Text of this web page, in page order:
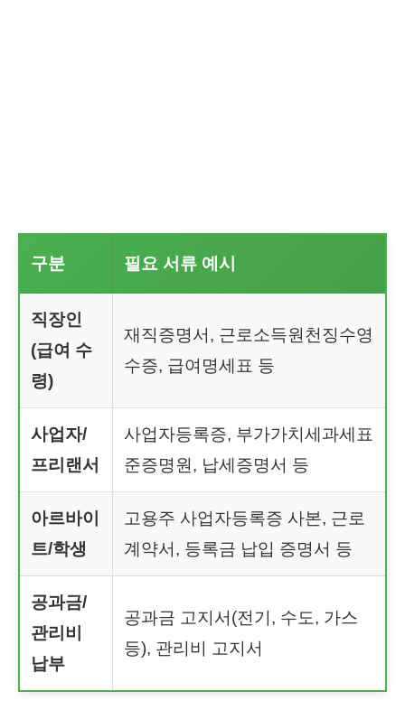
구분 필요 서류 예시
직장인
(급여 수
령)
재직증명서, 근로소득원천징수영
수증, 급여명세표 등
사업자/
프리랜서
사업자등록증, 부가가치세과세표
준증명원, 납세증명서 등
아르바이
트/학생
고용주 사업자등록증 사본, 근로
계약서, 등록금 납입 증명서 등
공과금/
관리비
납부
공과금 고지서(전기, 수도, 가스
등), 관리비 고지서